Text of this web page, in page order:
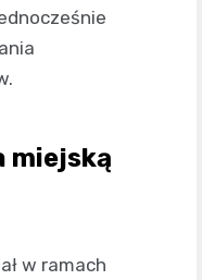
miejską
w ramach